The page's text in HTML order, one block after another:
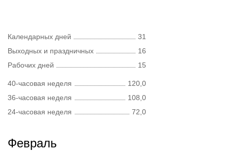
Календарных дней
31
Выходных и праздничных
16
Рабочих дней
15
40-часовая неделя
120,0
36-часовая неделя
108,0
24-часовая неделя
72,0
Февраль